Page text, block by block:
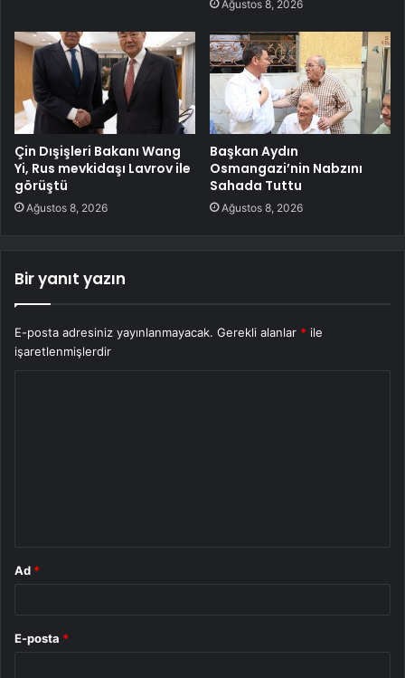
Ağustos 8, 2026
Çin Dışişleri Bakanı Wang
Yi, Rus mevkidaşı Lavrov ile
görüştü
Ağustos 8, 2026
Başkan Aydın
Osmangazi’nin Nabzını
Sahada Tuttu
Ağustos 8, 2026
Bir yanıt yazın
E-posta adresiniz yayınlanmayacak. Gerekli alanlar * ile
işaretlenmişlerdir
Ad *
E-posta *